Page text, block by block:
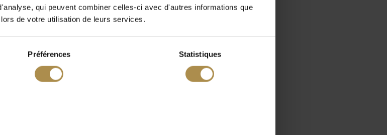
qui peuvent combiner celles-ci avec d'autres informations que
de votre utilisation de leurs services.
Préférences Statistiques